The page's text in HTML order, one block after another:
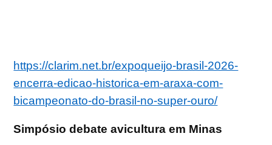
https://clarim.net.br/expoqueijo-brasil-2026-
encerra-edicao-historica-em-araxa-com-
bicampeonato-do-brasil-no-super-ouro/
Simpósio debate avicultura em Minas